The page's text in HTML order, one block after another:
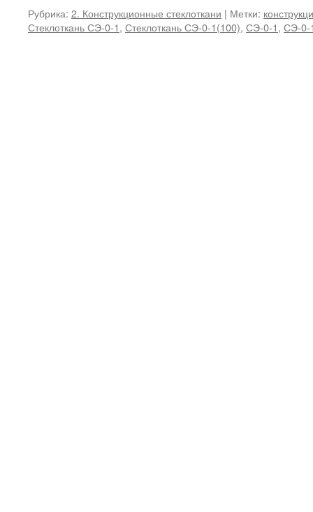
Рубрика: 2. Конструкционные стеклоткани | Метки:
Стеклоткань СЭ-0-1, Стеклоткань СЭ-0-1(100), СЭ-0-1, СЭ-0-